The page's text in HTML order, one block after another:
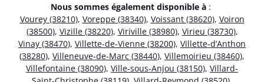
Nous sommes également disponible à :
Vourey (38210), Voreppe (38340), Voissant (38620), Voiron
(38500), Vizille (38220), Viriville (38980), Virieu (38730),
Vinay (38470), Villette-de-Vienne (38200), Villette-d’Anthon
(38280), Villeneuve-de-Marc (38440), Villemoirieu (38460),
Villefontaine (38090), Ville-sous-Anjou (38150), Villard-